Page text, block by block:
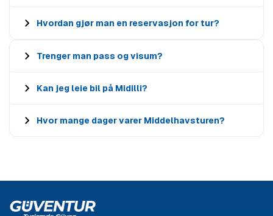
Hvordan gjør man en reservasjon for tur?
Trenger man pass og visum?
Kan jeg leie bil på Midilli?
Hvor mange dager varer Middelhavsturen?